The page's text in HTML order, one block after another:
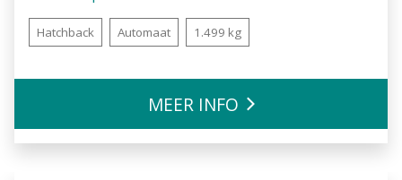
Hatchback Automaat 1.499 kg
MEER INFO